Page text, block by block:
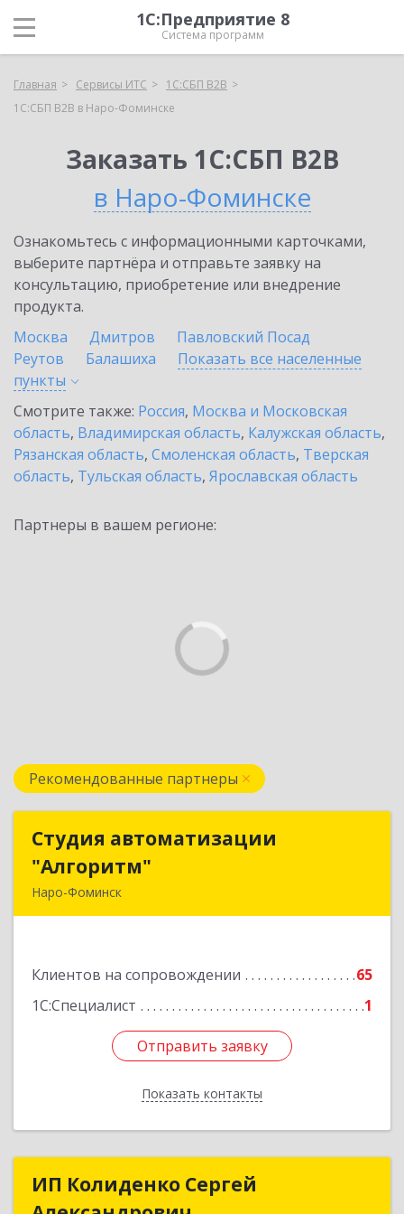
1С:Предприятие 8
Система программ
Главная Сервисы ИТС
1С:СБП B2B
1С:СБП B2B в Наро-Фоминске
Заказать 1С:СБП B2B
в Наро-Фоминске
Ознакомьтесь с информационными карточками,
выберите партнёра и отправьте заявку на
консультацию, приобретение или внедрение
продукта.
Москва
Дмитров
Павловский Посад
Реутов
Балашиха
Показать все населенные
пункты
Смотрите также: Россия, Москва и Московская
область, Владимирская область, Калужская область,
Рязанская область, Смоленская область, Тверская
область, Тульская область, Ярославская область
Партнеры в вашем регионе:
Рекомендованные партнеры
Студия автоматизации
"Алгоритм"
Наро-Фоминск
Клиентов на сопровождении
65
1С:Специалист
1
Отправить заявку
Показать контакты
Студия автоматизации
Подробнее
Отправить заявку
Назад
ИП Колиденко СергейИП Колиденко Сергей